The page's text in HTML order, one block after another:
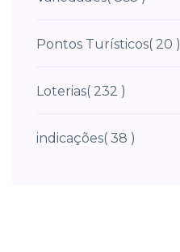
Pontos Turísticos( 20 )
Loterias( 232 )
indicações( 38 )